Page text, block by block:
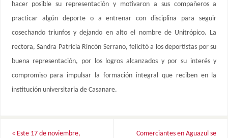
hacer posible su representación y motivaron a sus compañeros a
practicar algún deporte o a entrenar con disciplina para seguir
cosechando triunfos y dejando en alto el nombre de Unitrópico. La
rectora, Sandra Patricia Rincón Serrano, felicitó a los deportistas por su
buena representación, por los logros alcanzados y por su interés y
compromiso para impulsar la formación integral que reciben en la
institución universitaria de Casanare.
« Este 17 de noviembre,
Comerciantes en Aguazul se